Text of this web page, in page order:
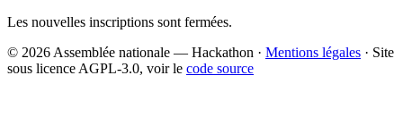
Les nouvelles inscriptions sont fermées.
© 2026 Assemblée nationale — Hackathon · Mentions légales · Site
sous licence AGPL-3.0, voir le code source